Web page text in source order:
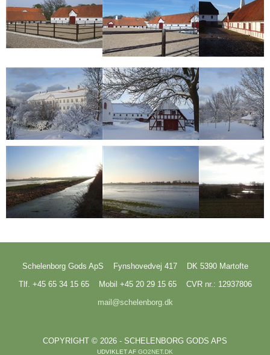
Schelenborg Gods ApS Fynshovedvej 417
DK 5390 Martofte
Tlf. +45 65 34 15 65
Mobil +45 20 29 15 65
CVR nr.: 12937806
mail@schelenborg.dk
COPYRIGHT © 2026 - SCHELENBORG GODS APS
UDVIKLET AF GO2NET.DK